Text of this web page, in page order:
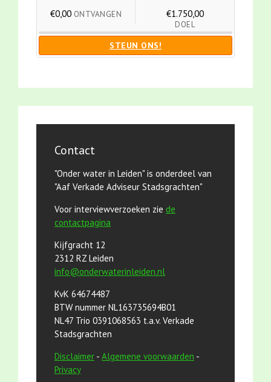
€0,00 ONTVANGEN €1.750,00
DOEL
STEUN ONS!
Contact
"Onder water in Leiden" is onderdeel van
"Aaf Verkade Adviseur Stadsgrachten"
Voor interviewverzoeken zie de
contactpagina
Kijfgracht 12
2312 RZ Leiden
info@onderwaterinleiden.nl
KvK 64674487
BTW nummer NL163735694B01
NL47 Trio 0391068563 t.a.v. Verkade
Stadsgrachten
Disclaimer - Algemene voorwaarden -
Privacy